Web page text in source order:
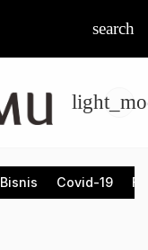
search
Bisnis Covid-19